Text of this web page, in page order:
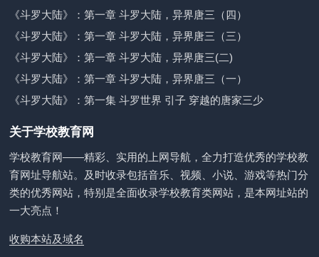
《斗罗大陆》：第一章 斗罗大陆，异界唐三（四）
《斗罗大陆》：第一章 斗罗大陆，异界唐三（三）
《斗罗大陆》：第一章 斗罗大陆，异界唐三(二)
《斗罗大陆》：第一章 斗罗大陆，异界唐三（一）
《斗罗大陆》：第一集 斗罗世界 引子 穿越的唐家三少
关于学校教育网
学校教育网——精彩、实用的上网导航，全力打造优秀的学校教
育网址导航站。及时收录包括音乐、视频、小说、游戏等热门分
类的优秀网站，特别是全面收录学校教育类网站，是本网址站的
一大亮点！
收购本站及域名